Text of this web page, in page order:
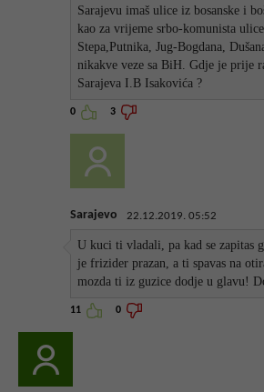
Sarajevu imaš ulice iz bosanske i
kao za vrijeme srbo-komunista
Stepa,Putnika, Jug-Bogdana,
nikakve veze sa BiH. Gdje je prije
Sarajeva I.B Isakovića ?
0 3
Sarajevo 22.12.2019. 05:52
U kuci ti vladali, pa kad se zapitas
je frizider prazan, a ti spavas na
mozda ti iz guzice dodje u glavu!
11 0